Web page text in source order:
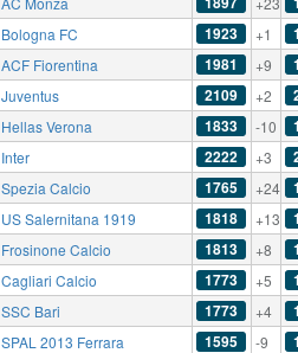
Bologna FC 1923 +1
ACF Fiorentina 1981 +9
Juventus 2109 +2
Hellas Verona 1833 -10
Inter 2222 +3
Spezia Calcio 1765 +24
US Salernitana 1919 1818 +13
Frosinone Calcio 1813 +8
Cagliari Calcio 1773 +5
SSC Bari 1773 +4
SPAL 2013 Ferrara 1595 -9